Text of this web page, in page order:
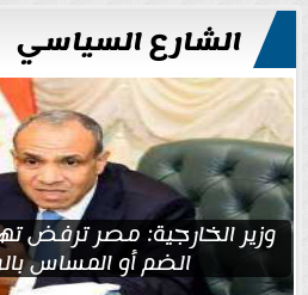
الشارع السياسي
وزير الخارجية: مصر ترفض
الضم أو المساس